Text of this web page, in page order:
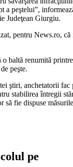
a peştelui”,
Judeţean Giurgiu.
pentru News.ro, că
baltă renumită
peşte.
ştiri, anchetatorii fac
stabilirea întregii
să fie dispuse
pe